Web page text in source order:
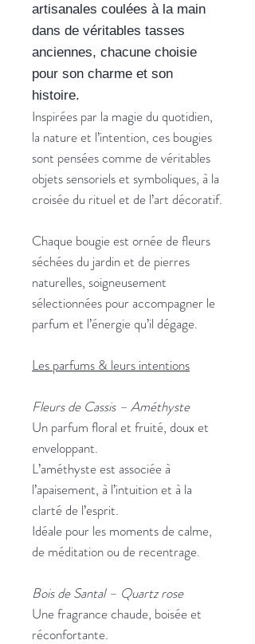
artisanales coulées à la main
dans de véritables tasses
anciennes, chacune choisie
pour son charme et son
histoire.
Inspirées par la magie du quotidien,
la nature et l’intention, ces bougies
sont pensées comme de véritables
objets sensoriels et symboliques, à la
croisée du rituel et de l’art décoratif.
Chaque bougie est ornée de fleurs
séchées du jardin et de pierres
naturelles, soigneusement
sélectionnées pour accompagner le
parfum et l’énergie qu’il dégage.
Les parfums & leurs intentions
Fleurs de Cassis – Améthyste
Un parfum floral et fruité, doux et
enveloppant.
L’améthyste est associée à
l’apaisement, à l’intuition et à la
clarté de l’esprit.
Idéale pour les moments de calme,
de méditation ou de recentrage.
Bois de Santal – Quartz rose
Une fragrance chaude, boisée et
réconfortante.